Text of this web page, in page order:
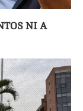
NI A